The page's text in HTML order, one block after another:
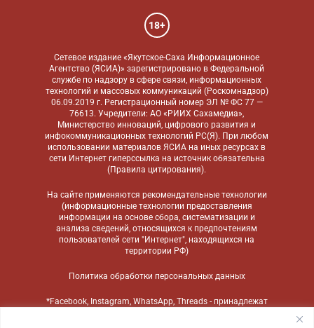
18+
Сетевое издание «Якутское-Саха Информационное
Агентство (ЯСИА)» зарегистрировано в Федеральной
службе по надзору в сфере связи, информационных
технологий и массовых коммуникаций (Роскомнадзор)
06.09.2019 г. Регистрационный номер ЭЛ № ФС 77 —
76613. Учредители: АО «РИИХ Сахамедиа»,
Министерство инноваций, цифрового развития и
инфокоммуникационных технологий РС(Я). При любом
использовании материалов ЯСИА на иных ресурсах в
сети Интернет гиперссылка на источник обязательна
(Правила цитирования).
На сайте применяются рекомендательные технологии
(информационные технологии предоставления
информации на основе сбора, систематизации и
анализа сведений, относящихся к предпочтениям
пользователей сети "Интернет", находящихся на
территории РФ)
Политика обработки персональных данных
*Facebook, Instagram, WhatsApp, Threads - принадлежат